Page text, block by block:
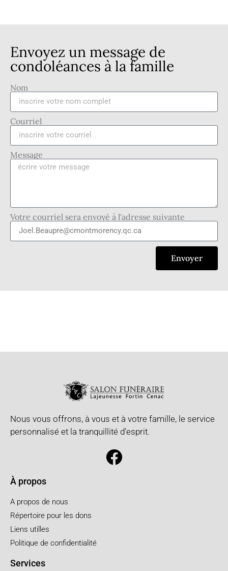
Envoyez un message de
condoléances à la famille
Nom
Courriel
Message
Votre courriel sera envoyé à l'adresse suivante
Envoyer
Nous vous offrons, à vous et à votre famille, le service
personnalisé et la tranquillité d’esprit.
À propos
A propos de nous
Répertoire pour les dons
Liens utilles
Politique de confidentialité
Services